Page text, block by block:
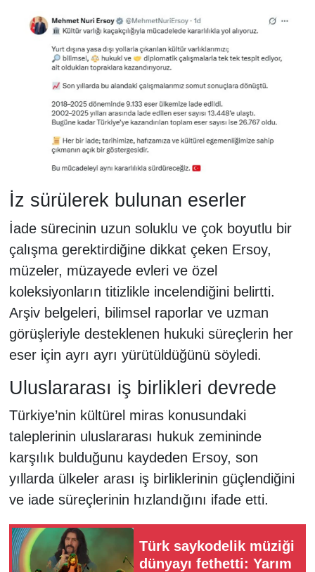
İz sürülerek bulunan eserler
İade sürecinin uzun soluklu ve çok boyutlu bir
çalışma gerektirdiğine dikkat çeken Ersoy,
müzeler, müzayede evleri ve özel
koleksiyonların titizlikle incelendiğini belirtti.
Arşiv belgeleri, bilimsel raporlar ve uzman
görüşleriyle desteklenen hukuki süreçlerin her
eser için ayrı ayrı yürütüldüğünü söyledi.
Uluslararası iş birlikleri devrede
Türkiye’nin kültürel miras konusundaki
taleplerinin uluslararası hukuk zemininde
karşılık bulduğunu kaydeden Ersoy, son
yıllarda ülkeler arası iş birliklerinin güçlendiğini
ve iade süreçlerinin hızlandığını ifade etti.
Türk saykodelik müziği
dünyayı fethetti: Yarım